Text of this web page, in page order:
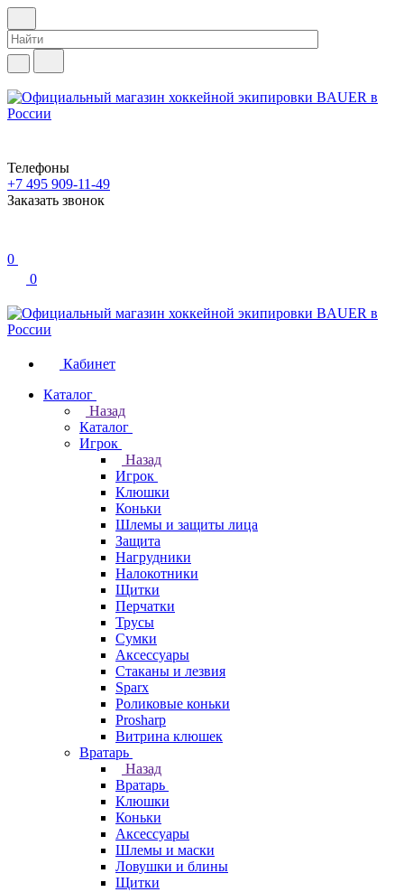
Телефоны
+7 495 909-11-49
Заказать звонок
0
0
Кабинет
Каталог
Назад
Каталог
Игрок
Назад
Игрок
Клюшки
Коньки
Шлемы и защиты лица
Защита
Нагрудники
Налокотники
Щитки
Перчатки
Трусы
Сумки
Аксессуары
Стаканы и лезвия
Sparx
Роликовые коньки
Prosharp
Витрина клюшек
Вратарь
Назад
Вратарь
Клюшки
Коньки
Аксессуары
Шлемы и маски
Ловушки и блины
Щитки